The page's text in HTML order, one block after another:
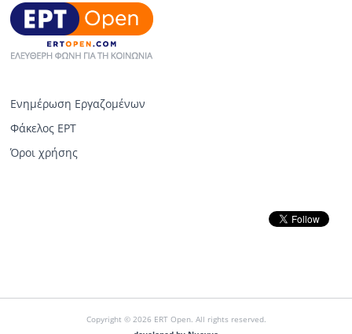
Ενημέρωση Εργαζομένων
Φάκελος ΕΡΤ
Όροι χρήσης
Copyright © 2026 ERT Open. All rights reserved.